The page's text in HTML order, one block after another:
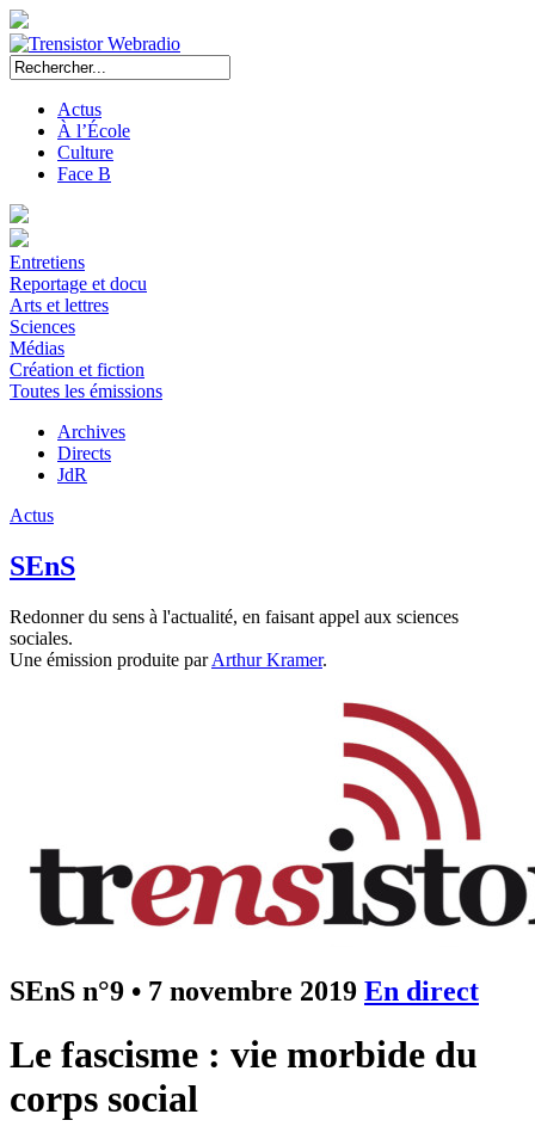
Actus
À l’École
Culture
Face B
Entretiens
Reportage et docu
Arts et lettres
Sciences
Médias
Création et fiction
Toutes les émissions
Archives
Directs
JdR
Actus
SEnS
Redonner du sens à l'actualité, en faisant appel aux sciences
sociales.
Une émission produite parArthur Kramer.
SEnS n°9 • 7 novembre 2019 En direct
Le fascisme : vie morbide du
corps social